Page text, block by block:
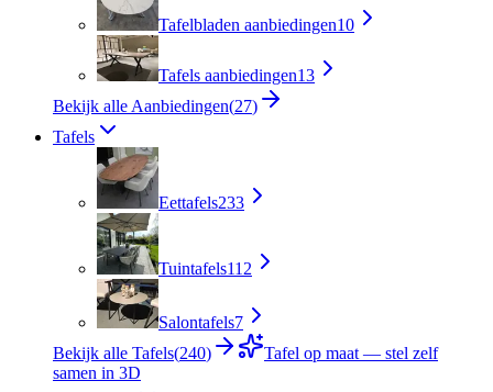
Tafelbladen aanbiedingen10
Tafels aanbiedingen13
Bekijk alle Aanbiedingen(27)
Tafels
Eettafels233
Tuintafels112
Salontafels7
Bekijk alle Tafels(240)
Tafel op maat — stel zelf
samen in 3D